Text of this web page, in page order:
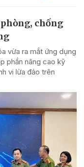
chống
vừa ra mắt ứng dụng
phần nâng cao kỹ
vi lừa đảo trên